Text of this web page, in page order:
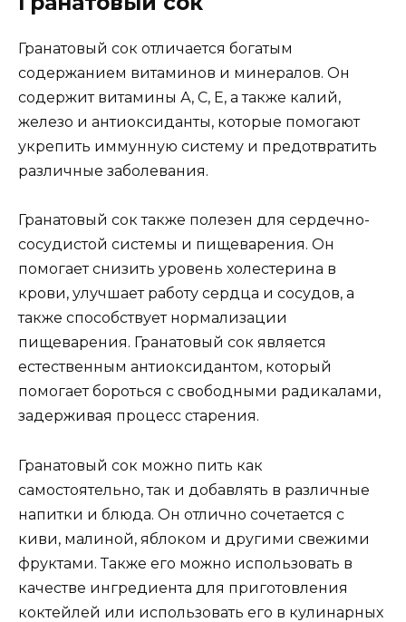
Гранатовый сок отличается богатым
содержанием витаминов и минералов. Он
содержит витамины А, С, Е, а также калий,
железо и антиоксиданты, которые помогают
укрепить иммунную систему и предотвратить
различные заболевания.
Гранатовый сок также полезен для сердечно-
сосудистой системы и пищеварения. Он
помогает снизить уровень холестерина в
крови, улучшает работу сердца и сосудов, а
также способствует нормализации
пищеварения. Гранатовый сок является
естественным антиоксидантом, который
помогает бороться с свободными радикалами,
задерживая процесс старения.
Гранатовый сок можно пить как
самостоятельно, так и добавлять в различные
напитки и блюда. Он отлично сочетается с
киви, малиной, яблоком и другими свежими
фруктами. Также его можно использовать в
качестве ингредиента для приготовления
коктейлей или использовать его в кулинарных